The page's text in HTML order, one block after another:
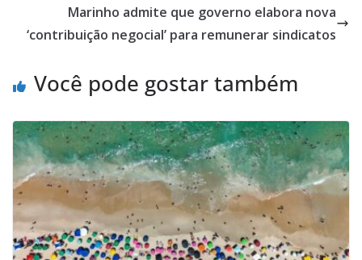
Marinho admite que governo elabora nova
‘contribuição negocial’ para remunerar sindicatos
Você pode gostar também